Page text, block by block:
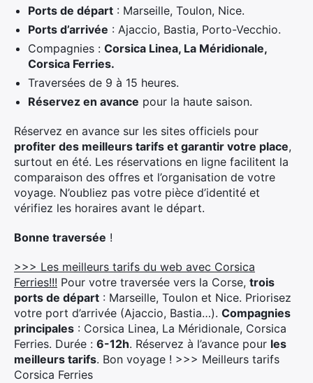
Ports de départ : Marseille, Toulon, Nice.
Ports d’arrivée : Ajaccio, Bastia, Porto-Vecchio.
Compagnies : Corsica Linea, La Méridionale,
Corsica Ferries.
Traversées de 9 à 15 heures.
Réservez en avance pour la haute saison.
Réservez en avance sur les sites officiels pour
profiter des meilleurs tarifs et garantir votre place,
surtout en été. Les réservations en ligne facilitent la
comparaison des offres et l’organisation de votre
voyage. N’oubliez pas votre pièce d’identité et
vérifiez les horaires avant le départ.
Bonne traversée !
>>> Les meilleurs tarifs du web avec Corsica
Ferries!!! Pour votre traversée vers la Corse, trois
ports de départ : Marseille, Toulon et Nice. Priorisez
votre port d’arrivée (Ajaccio, Bastia…). Compagnies
principales : Corsica Linea, La Méridionale, Corsica
Ferries. Durée : 6-12h. Réservez à l’avance pour les
meilleurs tarifs. Bon voyage ! >>> Meilleurs tarifs
Corsica Ferries